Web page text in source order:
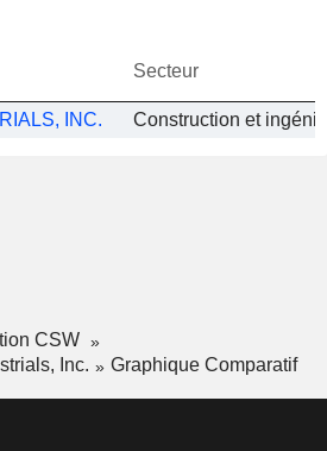
Secteur
INC.
CSW
Inc.
Graphique Comparatif